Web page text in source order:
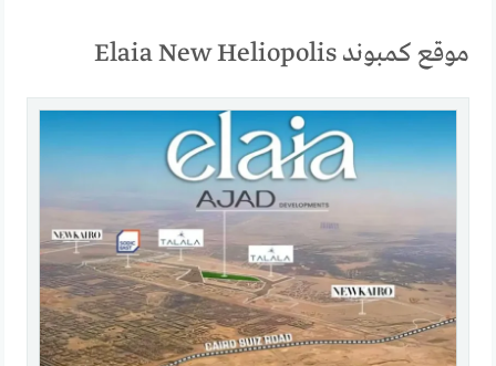
موقع كمبوند Elaia New Heliopolis